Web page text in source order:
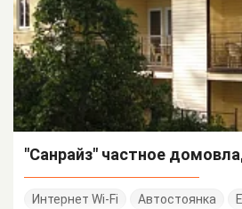
"Санрайз" частное
Интернет Wi-Fi Автостоянка